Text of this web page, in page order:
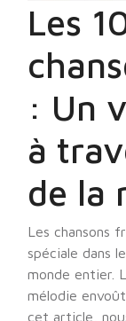
Les
: Un
à
de la
Les chansons
spéciale dans
monde entier.
mélodie
cet article,